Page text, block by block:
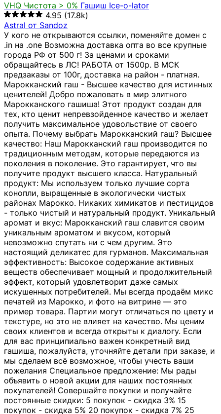
VHQ Чистота > 0% Гашиш Ice-o-lator
4.95 (17.8k)
Astral от Sandoz
У кого не открываются ссылки, поменяйте домен с
.in на .one Возможна доставка опта во все крупные
города РФ от 500 г! За ценами и сроками
обращайтесь в ЛС! РАБОТА от 1500р. В МСК
предзаказы от 100г, доставка на район - платная.
Марокканский гаш - Высшее качество для истинных
ценителей! Добро пожаловать в мир элитного
Марокканского гашиша! Этот продукт создан для
тех, кто ценит непревзойденное качество и желает
получить максимальное удовольствие от своего
опыта. Почему выбрать Марокканский гаш? Высшее
качество: Наш Марокканский гаш производится по
традиционным методам, которые передаются из
поколения в поколение. Это гарантирует, что вы
получите продукт высшего класса. Натуральный
продукт: Мы используем только лучшие сорта
конопли, выращенные в экологически чистых
районах Марокко. Никаких химикатов и пестицидов
- только чистый и натуральный продукт. Уникальный
аромат и вкус: Марокканский гаш славится своим
уникальным ароматом и вкусом, который
невозможно спутать ни с чем другим. Это
настоящий деликатес для гурманов. Максимальная
эффективность: Высокое содержание активных
веществ обеспечивает мощный и продолжительный
эффект, который удовлетворит даже самых
искушенных потребителей. Мы всегда продаём микс
печатей из Марокко, и фото на витрине — это
пример товара. Партии могут отличаться по цвету и
текстуре, но это не влияет на качество. Мы ценим
своих клиентов и всегда открыты к диалогу. Если
для вас принципиально важен конкретный вид
гашиша, пожалуйста, уточняйте детали при заказе, и
мы сделаем всё возможное, чтобы учесть ваши
пожелания Специальное предложение: Мы рады
объявить о новой акции для наших постоянных
покупателей! Совершайте покупки и получайте
постоянные скидки: 5 покупок - скидка 3% 15
покупок - скидка 5% 20 покупок - скидка 7% 25